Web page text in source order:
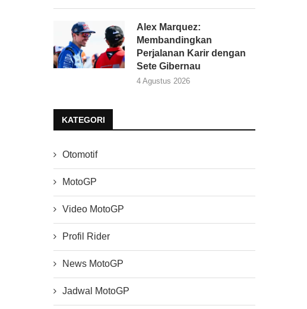
Alex Marquez:
Membandingkan
Perjalanan Karir dengan
Sete Gibernau
4 Agustus 2026
KATEGORI
Otomotif
MotoGP
Video MotoGP
Profil Rider
News MotoGP
Jadwal MotoGP